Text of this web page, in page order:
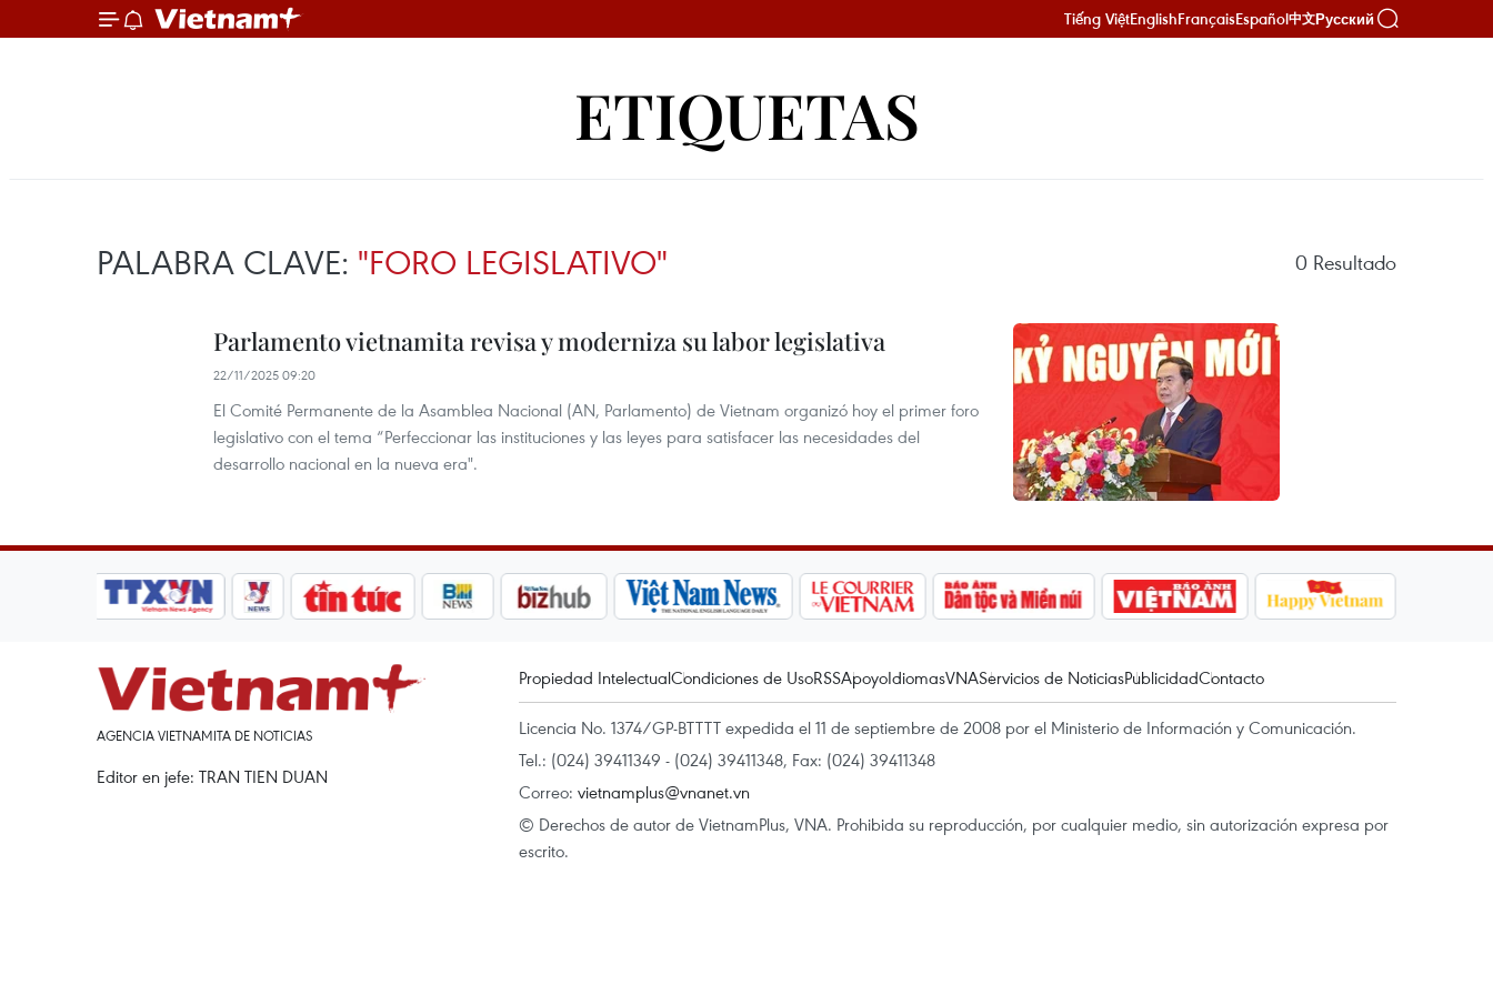
Tiếng ViệtEnglishFrançaisEspañol中文Русский
ETIQUETAS
PALABRA CLAVE: "FORO LEGISLATIVO" 0 Resultado
Parlamento vietnamita revisa y moderniza su labor legislativa
22/11/2025 09:20
El Comité Permanente de la Asamblea Nacional (AN, Parlamento) de Vietnam organizó hoy el primer foro
legislativo con el tema “Perfeccionar las instituciones y las leyes para satisfacer las necesidades del
desarrollo nacional en la nueva era".
AGENCIA VIETNAMITA DE NOTICIAS
Editor en jefe: TRAN TIEN DUAN
Propiedad IntelectualCondiciones de UsoRSSApoyoIdiomasVNAServicios de NoticiasPublicidadContacto
Licencia No. 1374/GP-BTTTT expedida el 11 de septiembre de 2008 por el Ministerio de Información y Comunicación.
Tel.: (024) 39411349 - (024) 39411348, Fax: (024) 39411348
Correo: vietnamplus@vnanet.vn
© Derechos de autor de VietnamPlus, VNA. Prohibida su reproducción, por cualquier medio, sin autorización expresa por
escrito.